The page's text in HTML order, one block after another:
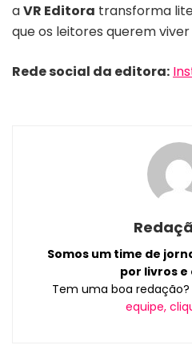
aVR Editora transforma
que os leitores querem
Rede social da editora:
Somos um time de
por livros
Tem uma boa redação?
equipe,